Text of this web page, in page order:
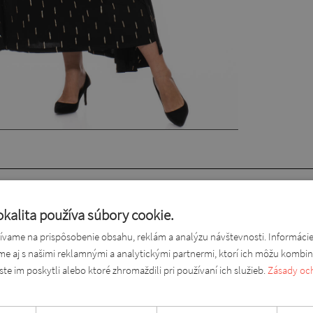
stehne s pekným rázporkom, ktorý sa popri širokej sukňovej
ženský dekolt a zároveň dodajú módny vzhľad. V oblasti
ešte viac vyzdvihne nádherný materiál.
5% lycra. Pohodlná, jemne padavá a elastická látka, ktorá sa
používa súbory cookie.
na prispôsobenie obsahu, reklám a analýzu návštevnosti.
aj s našimi reklamnými a analytickými partnermi, ktorí ich môžu
im poskytli alebo ktoré zhromaždili pri používaní ich služieb.Zásady